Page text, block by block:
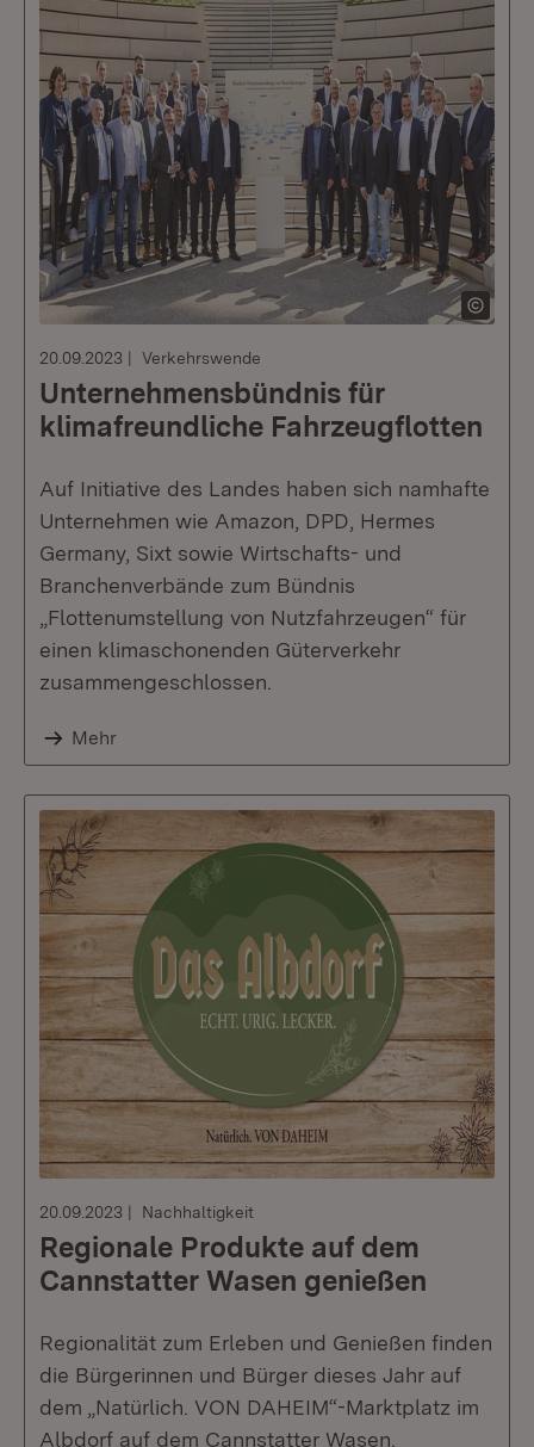
20.09.2023 Verkehrswende
Unternehmensbündnis für
klimafreundliche Fahrzeugflotten
Auf Initiative des Landes haben sich namhafte
Unternehmen wie Amazon, DPD, Hermes
Germany, Sixt sowie Wirtschafts- und
Branchenverbände zum Bündnis
„Flottenumstellung von Nutzfahrzeugen“ für
einen klimaschonenden Güterverkehr
zusammengeschlossen.
Mehr
20.09.2023 Nachhaltigkeit
Regionale Produkte auf dem
Cannstatter Wasen genießen
Regionalität zum Erleben und Genießen finden
die Bürgerinnen und Bürger dieses Jahr auf
dem „Natürlich. VON DAHEIM“-Marktplatz im
Albdorf auf dem Cannstatter Wasen.